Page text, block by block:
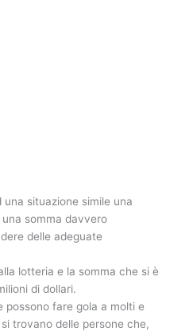
situazione simile una
somma davvero
delle adeguate
lotteria e la somma che si è
di dollari.
possono fare gola a molti e
trovano delle persone che,